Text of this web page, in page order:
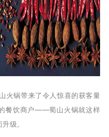
火锅带来了令人惊喜的获客量
餐饮商户——蜀山火锅就这样
级。